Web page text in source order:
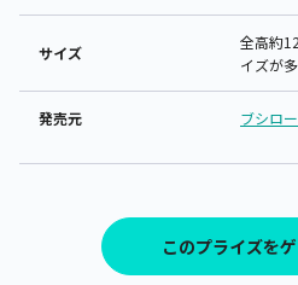
サイズ
全高約
イズが
発売元 ブシロ
このプライズを